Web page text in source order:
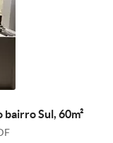
Sul, 60m²